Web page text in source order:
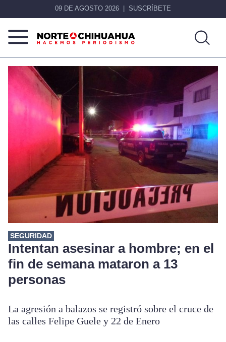
09 DE AGOSTO 2026 SUSCRÍBETE
Norte
De
Chihuahua
Más
que
noticias,
hacemos periodismo
SEGURIDAD
Intentan asesinar a hombre; en el
fin de semana mataron a 13
personas
La agresión a balazos se registró sobre el cruce de
las calles Felipe Guele y 22 de Enero